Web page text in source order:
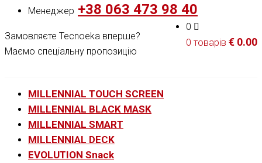
Менеджер +38 063 473 98 40
0
0 товарів € 0.00
Замовляєте Tecnoeka вперше?
Маємо спеціальну пропозицію
MILLENNIAL TOUCH SCREEN
MILLENNIAL BLACK MASK
MILLENNIAL SMART
MILLENNIAL DECK
EVOLUTION Snack